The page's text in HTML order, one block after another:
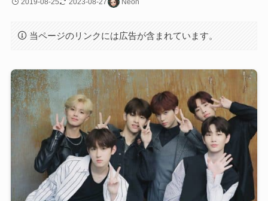
当ページのリンクには広告が含まれています。